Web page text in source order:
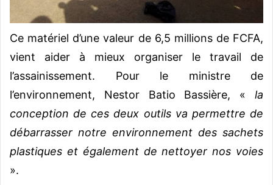
Ce matériel d’une valeur de 6,5 millions de FCFA,
vient aider à mieux organiser le travail de
l’assainissement. Pour le ministre de
l’environnement, Nestor Batio Bassière, « la
conception de ces deux outils va permettre de
débarrasser notre environnement des sachets
plastiques et également de nettoyer nos voies
».